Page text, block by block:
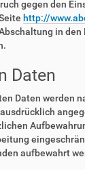
gegen den
http://
in
Daten
Daten werden
aufbewahrt